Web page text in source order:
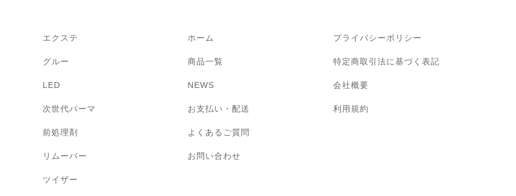
エクステ
グルー
LED
次世代パーマ
前処理剤
リムーバー
ツイザー
ホーム
商品一覧
NEWS
お支払い・配送
よくあるご質問
お問い合わせ
プライバシーポリシー
特定商取引法に基づく表記
会社概要
利用規約